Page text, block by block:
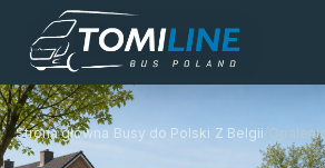
Przejdź do treści
Strona główna Busy do Polski Z Belgii/